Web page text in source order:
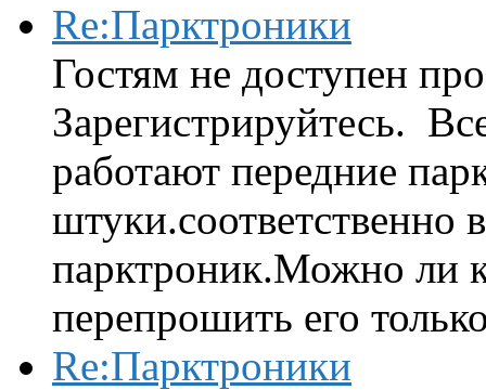
Re:Парктроники
Гостям не доступен
Зарегистрируйтесь.
работают передние
штуки.соответственно
парктроник.Можно ли
перепрошить его
Re:Парктроники